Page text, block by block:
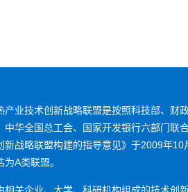
产业技术创新战略联盟是按照科技部、财
中华全国总工会、国家开发银行六部门联
新战略联盟构建的指导意见》于2009年10
A类联盟。